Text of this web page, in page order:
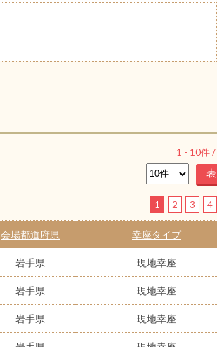
1 - 10件 /
1 2 3 4
会場都道府県 幸座タイプ
岩手県 現地幸座
岩手県 現地幸座
岩手県 現地幸座